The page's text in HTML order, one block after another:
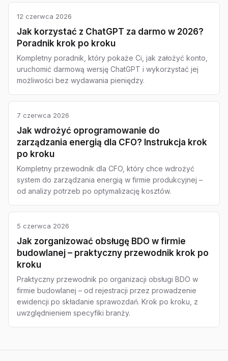
12 czerwca 2026
Jak korzystać z ChatGPT za darmo w 2026?
Poradnik krok po kroku
Kompletny poradnik, który pokaże Ci, jak założyć konto,
uruchomić darmową wersję ChatGPT i wykorzystać jej
możliwości bez wydawania pieniędzy.
7 czerwca 2026
Jak wdrożyć oprogramowanie do
zarządzania energią dla CFO? Instrukcja krok
po kroku
Kompletny przewodnik dla CFO, który chce wdrożyć
system do zarządzania energią w firmie produkcyjnej –
od analizy potrzeb po optymalizację kosztów.
5 czerwca 2026
Jak zorganizować obsługę BDO w firmie
budowlanej – praktyczny przewodnik krok po
kroku
Praktyczny przewodnik po organizacji obsługi BDO w
firmie budowlanej – od rejestracji przez prowadzenie
ewidencji po składanie sprawozdań. Krok po kroku, z
uwzględnieniem specyfiki branży.